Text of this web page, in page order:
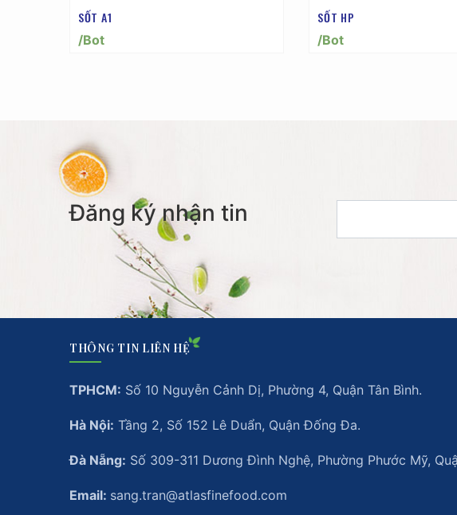
SỐT A1
/Bot
SỐT HP
/Bot
Đăng ký nhận tin
THÔNG TIN LIÊN HỆ
TPHCM: Số 10 Nguyễn Cảnh Dị, Phường 4, Quận Tân Bình.
Hà Nội: Tầng 2, Số 152 Lê Duẩn, Quận Đống Đa.
Đà Nẵng: Số 309-311 Dương Đình Nghệ, Phường Phước Mỹ,
Email: sang.tran@atlasfinefood.com